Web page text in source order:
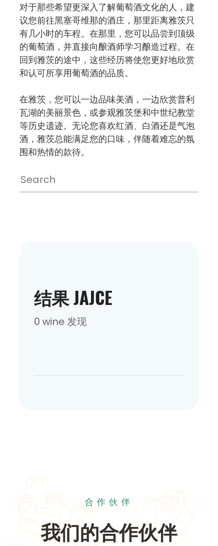
对于那些希望更深入了解葡萄酒文化的人，建
议您前往黑塞哥维那的酒庄，那里距离雅茨只
有几小时的车程。在那里，您可以品尝到顶级
的葡萄酒，并直接向酿酒师学习酿造过程。在
回到雅茨的途中，这些经历将使您更好地欣赏
和认可所享用葡萄酒的品质。
在雅茨，您可以一边品味美酒，一边欣赏普利
瓦湖的美丽景色，或参观雅茨堡和中世纪教堂
等历史遗迹。无论您喜欢红酒、白酒还是气泡
酒，雅茨总能满足您的口味，伴随着难忘的氛
围和热情的款待。
结果 JAJCE
0 wine 发现
合作伙伴
我们的合作伙伴